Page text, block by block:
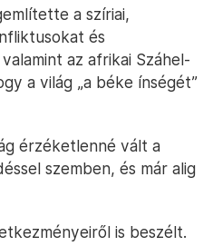
a szíriai,
és
az afrikai Száhel-
a világ „a béke ínségét”
érzéketlenné vált a
szemben, és már alig
is beszélt.